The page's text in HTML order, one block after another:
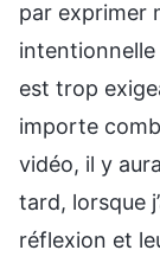
par exprimer
intentionnelle
est trop
importe
vidéo, il y
tard, lorsque
réflexion et